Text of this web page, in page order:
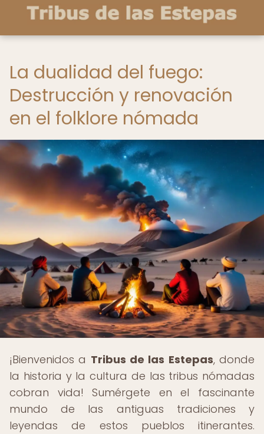
La dualidad del fuego:
Destrucción y renovación
en el folklore nómada
¡Bienvenidos a Tribus de las Estepas, donde
la historia y la cultura de las tribus nómadas
cobran vida! Sumérgete en el fascinante
mundo de las antiguas tradiciones y
leyendas de estos pueblos itinerantes.